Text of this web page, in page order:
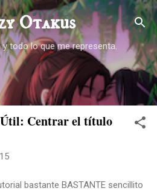
principal
Otakus
y todo lo que me representa.
Centrar el título
bastante BASTANTE sencillito